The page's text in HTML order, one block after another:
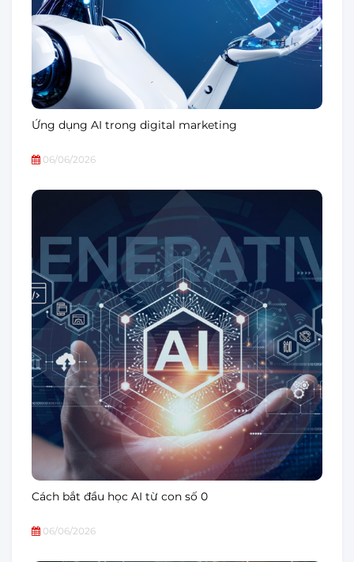
Ứng dụng AI trong digital marketing
06/06/2026
Cách bắt đầu học AI từ con số 0
06/06/2026